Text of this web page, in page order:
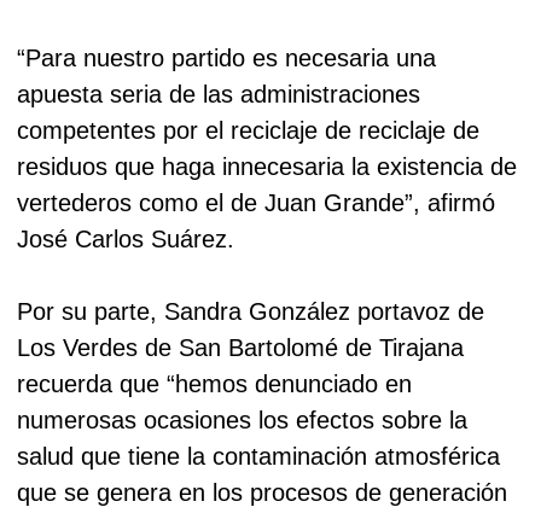
“Para nuestro partido es necesaria una
apuesta seria de las administraciones
competentes por el reciclaje de reciclaje de
residuos que haga innecesaria la existencia de
vertederos como el de Juan Grande”, afirmó
José Carlos Suárez.
Por su parte, Sandra González portavoz de
Los Verdes de San Bartolomé de Tirajana
recuerda que “hemos denunciado en
numerosas ocasiones los efectos sobre la
salud que tiene la contaminación atmosférica
que se genera en los procesos de generación